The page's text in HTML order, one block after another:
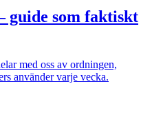
guide som faktiskt
med oss av ordningen,
använder varje vecka.